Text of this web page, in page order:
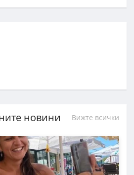
новини Вижте всички